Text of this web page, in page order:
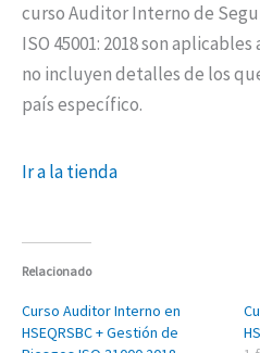
curso Auditor Interno de
ISO 45001: 2018 son
no incluyen detalles de los
país específico.
Ir a la tienda
Relacionado
Curso Auditor Interno en
HSEQRSBC + Gestión de